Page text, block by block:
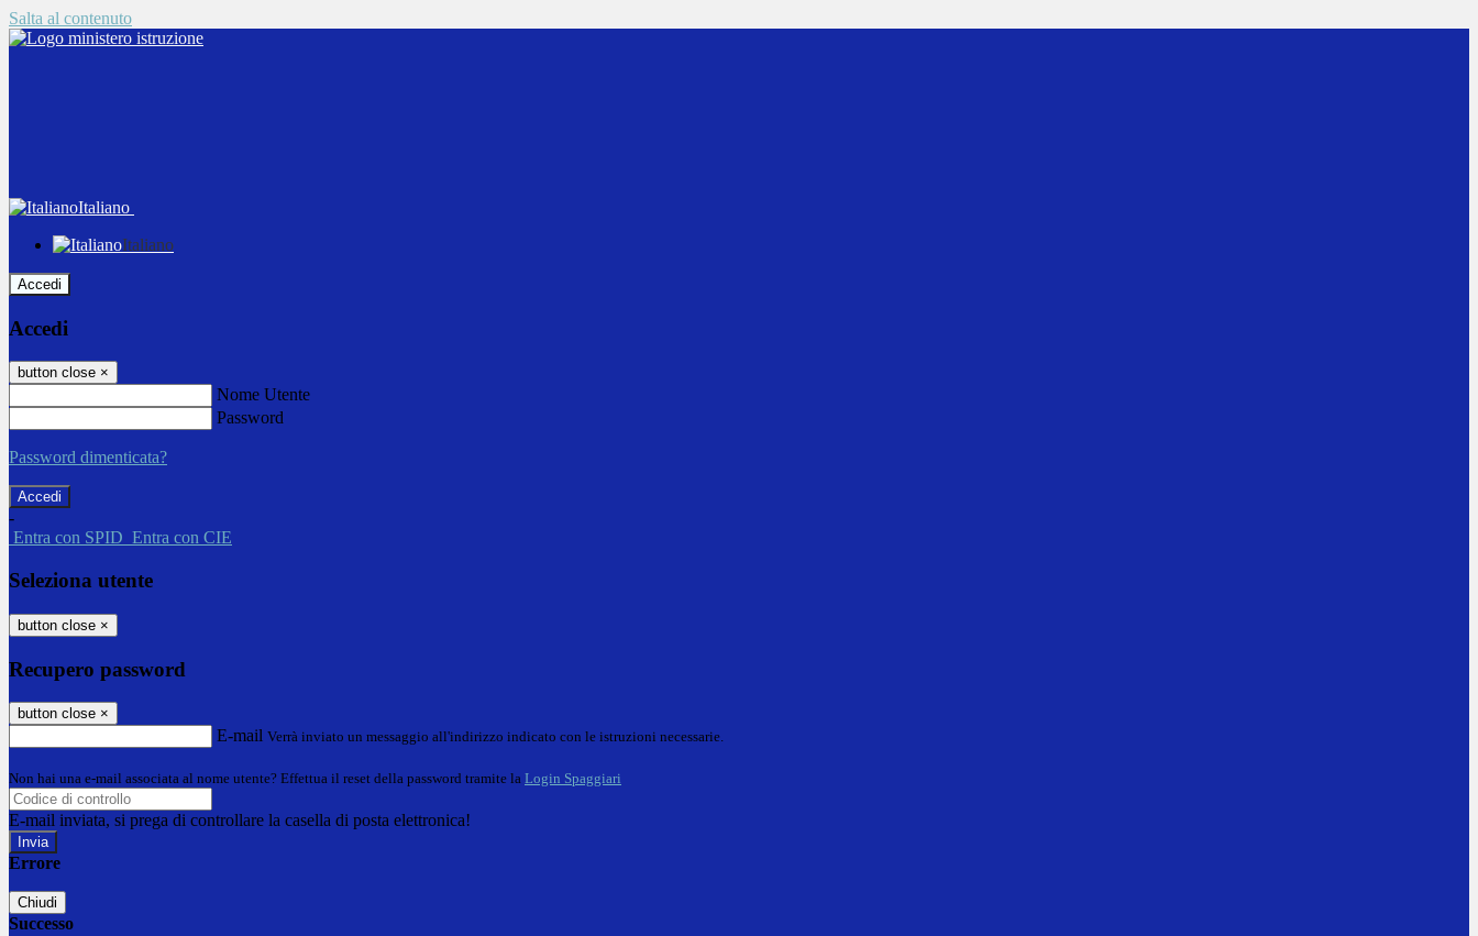
Salta al contenuto
Italiano
Italiano
Accedi
Accedi
button close ×
Nome Utente
Password
Password dimenticata?
-
Entra con SPID Entra con CIE
Seleziona utente
button close ×
Recupero password
button close ×
E-mail Verrà inviato un messaggio all'indirizzo indicato con le istruzioni necessarie.
Non hai una e-mail associata al nome utente? Effettua il reset della password tramite la Login Spaggiari
E-mail inviata, si prega di controllare la casella di posta elettronica!
Errore
Chiudi
Successo